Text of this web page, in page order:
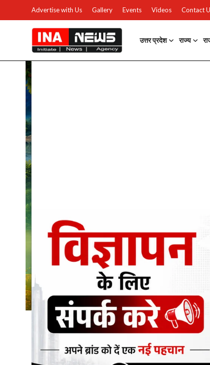
Advertise with Us Gallery Events Videos Contact
उत्तर प्रदेश राज्य
उत्तर प्रदेश
Advertise with Us
Events
Gallery
राजनीति
Contacts
इतिहास \ साहित्य
शिक्षा\रोजगार
मनोरंजन
स्वास्थ्य\लाइफस्टाइल